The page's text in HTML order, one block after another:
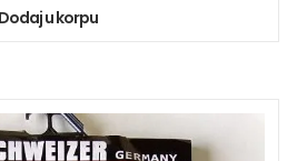
Dodaj u korpu